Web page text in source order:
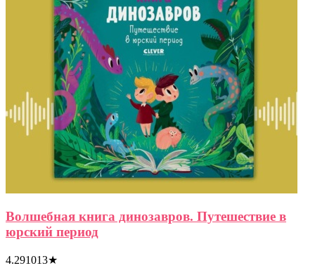
Волшебная книга динозавров. Путешествие в
юрский период
4.291013★